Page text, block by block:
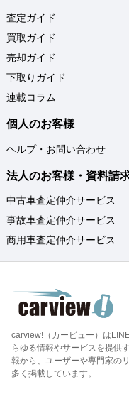
査定ガイド
買取ガイド
売却ガイド
下取りガイド
連載コラム
個人のお客様
ヘルプ・お問い合わせ
法人のお客様・資料請
中古車査定仲介サービス
事故車査定仲介サービス
商用車査定仲介サービス
carview!（カービュー）は
らゆる情報やサービスを提供
報から、ユーザーや専門家の
多く掲載しています。